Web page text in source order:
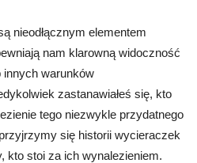
nieodłącznym elementem
nam klarowną widoczność
innych warunków
zastanawiałeś się, kto
tego niezwykle przydatnego
się historii wycieraczek
kto stoi za ich wynalezieniem.